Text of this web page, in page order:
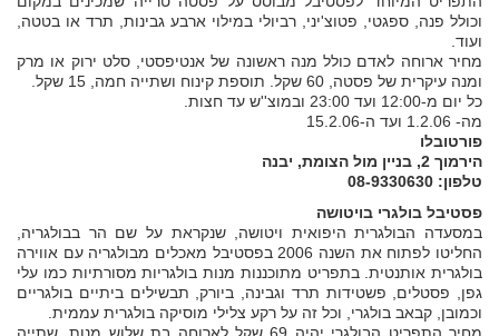
וכולל פנה, ספגטי, פטוצ'יני, רביולי במילוי ארבע גבינות, תרד או בטטה,
ועוד.
מחיר ארוחה לאדם כולל מנה ראשונה של אנטיפסטי, סלט ירוק או מרק
ומנה עיקרית של פסטה, 60 שקל. תוספת קינוח ושתייה חמה, 15 שקל.
כל יום מ-12:00 ועד 23:00 ובמוצ''ש עד חצות.
מה- 1.2.06 ועד ה-15.2.06
פורטובלו
הירמוך 2, בניין מול הצומת, יבנה
טלפון: 08-9330630
פסטיבל בולגרי בויטושה
במסעדה הבולגרית היפואית ויטושה, שנקראת על שם הר בבולגריה,
החליטו לפתוח את השנה 2006 בפסטיבל מאכלים מבולגריה עם אווירה
בולגרית אותנטית. בתפריט מתוכננות מנות בולגריות מסורתיות כמו עלי
גפן, פסטלים, פשטידות תרד וגבינה, ביורק, תבשילים ביתיים בולגריים
וכמובן, קבאב בולגרי, וכל זה על רקע צלילי מוסיקה בולגרית עממית.